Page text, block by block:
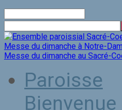
Messe du dimanche à Notre-
Messe du dimanche au Sacré-
Paroisse
Bienvenue